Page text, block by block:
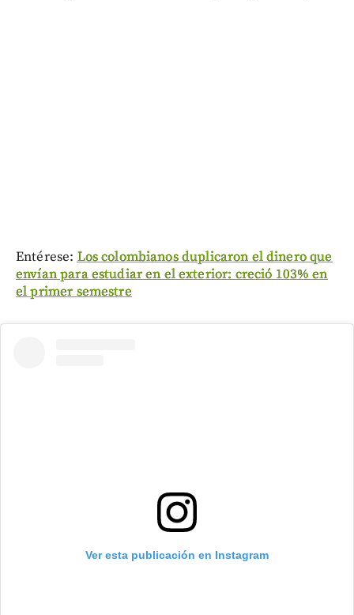
Entérese: Los colombianos duplicaron el dinero que
envían para estudiar en el exterior: creció 103% en
el primer semestre
Ver esta publicación en Instagram